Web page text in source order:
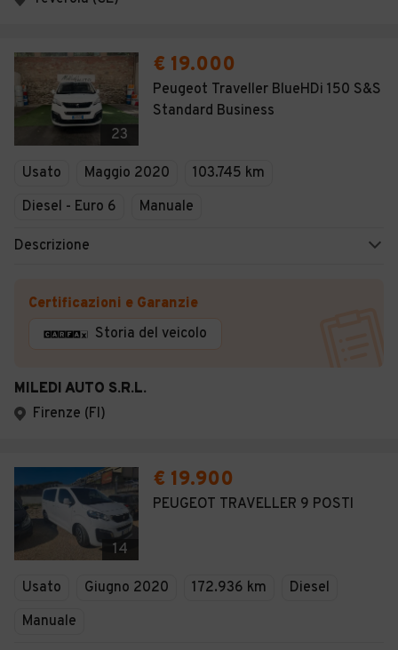
23
€ 19.000
Peugeot Traveller BlueHDi 150 S&S
Standard Business
Usato Maggio 2020
103.745 km
Diesel - Euro 6
Manuale
Descrizione
Certificazioni e Garanzie
Storia del veicolo
MILEDI AUTO S.R.L.
Firenze (FI)
14
€ 19.900
PEUGEOT TRAVELLER 9 POSTI
Usato Giugno 2020 172.936 km
Diesel
Manuale